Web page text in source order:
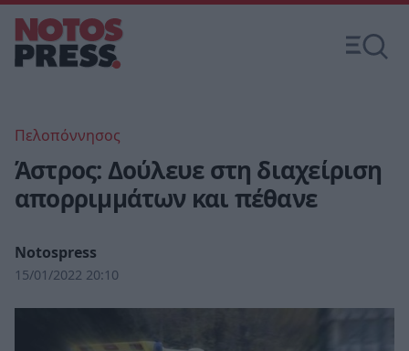
Πελοπόννησος
Άστρος: Δούλευε στη διαχείριση
απορριμμάτων και πέθανε
Notospress
15/01/2022 20:10